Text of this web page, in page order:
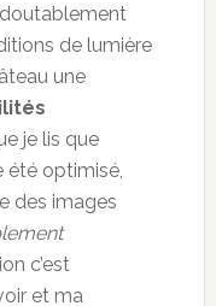
de lumière
une
je lis que
été optimisé,
des images
c’est
et ma